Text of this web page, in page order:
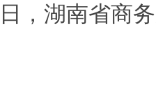
，湖南省商